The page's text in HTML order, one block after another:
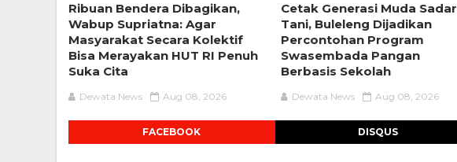
Ribuan Bendera Dibagikan,
Wabup Supriatna: Agar
Masyarakat Secara Kolektif
Bisa Merayakan HUT RI Penuh
Suka Cita
Dewata News Aug 08, 2026
Cetak Generasi Muda Sadar
Tani, Buleleng Dijadikan
Percontohan Program
Swasembada Pangan
Berbasis Sekolah
Dewata News Aug 08, 2026
FACEBOOK DISQUS